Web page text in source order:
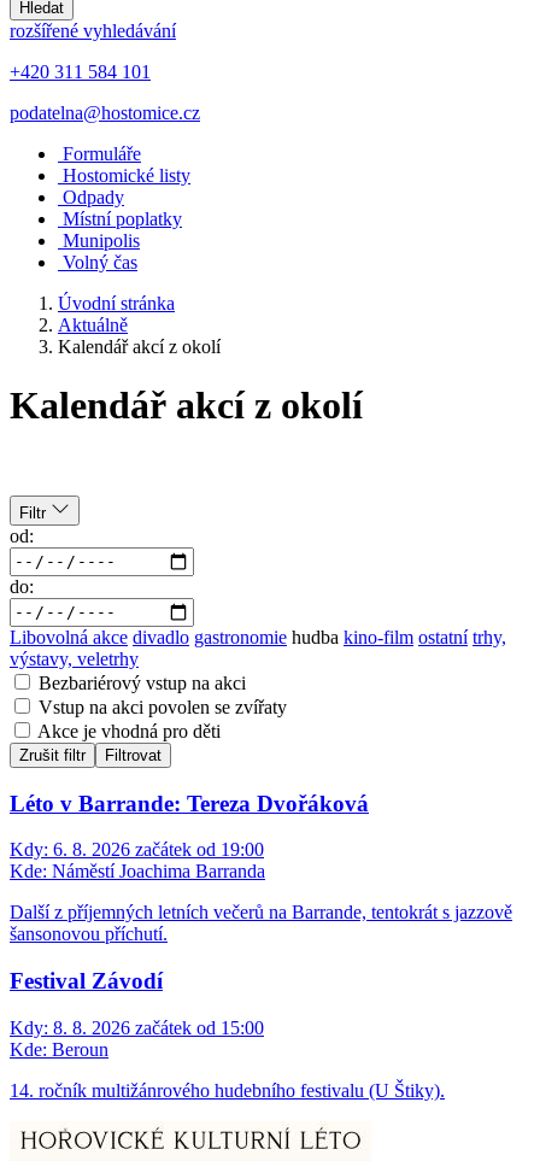
Hledat
rozšířené vyhledávání
+420 311 584 101
podatelna@hostomice.cz
Formuláře
Hostomické listy
Odpady
Místní poplatky
Munipolis
Volný čas
Úvodní stránka
Aktuálně
Kalendář akcí z okolí
Kalendář akcí z okolí
Filtr
od:
do:
Libovolná akce divadlo gastronomie hudba kino-film ostatní trhy,
výstavy, veletrhy
Bezbariérový vstup na akci
Vstup na akci povolen se zvířaty
Akce je vhodná pro děti
Zrušit filtr Filtrovat
Léto v Barrande: Tereza Dvořáková
Kdy: 6. 8. 2026 začátek od 19:00
Kde: Náměstí Joachima Barranda
Další z příjemných letních večerů na Barrande, tentokrát s jazzově
šansonovou příchutí.
Festival Závodí
Kdy: 8. 8. 2026 začátek od 15:00
Kde: Beroun
14. ročník multižánrového hudebního festivalu (U Štiky).